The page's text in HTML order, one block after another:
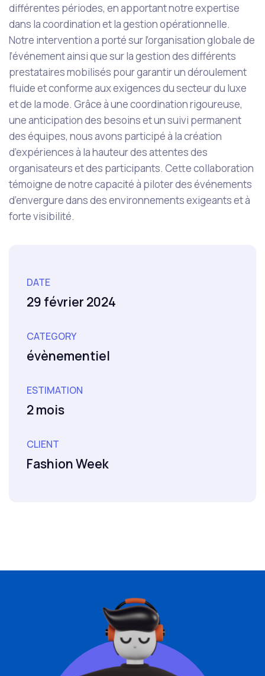
différentes périodes, en apportant notre expertise
dans la coordination et la gestion opérationnelle.
Notre intervention a porté sur l’organisation globale de
l’événement ainsi que sur la gestion des différents
prestataires mobilisés pour garantir un déroulement
fluide et conforme aux exigences du secteur du luxe
et de la mode. Grâce à une coordination rigoureuse,
une anticipation des besoins et un suivi permanent
des équipes, nous avons participé à la création
d’expériences à la hauteur des attentes des
organisateurs et des participants. Cette collaboration
témoigne de notre capacité à piloter des événements
d’envergure dans des environnements exigeants et à
forte visibilité.
DATE
29 février 2024
CATEGORY
évènementiel
ESTIMATION
2 mois
CLIENT
Fashion Week